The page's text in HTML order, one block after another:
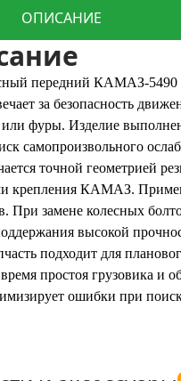
ОПИСАНИЕ
передний КАМАЗ-5490
за безопасность
или фуры. Изделие
самопроизвольного
точной геометрией
крепления КАМАЗ.
При замене колесных
высокой
подходит для
простоя грузовика и
ошибки при